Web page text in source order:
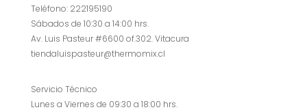
Teléfono: 222195190
Sábados de 10:30 a 14:00 hrs.
Av. Luis Pasteur #6600 of.302. Vitacura
tiendaluispasteur@thermomix.cl
Servicio Técnico
Lunes a Viernes de 09:30 a 18:00 hrs.